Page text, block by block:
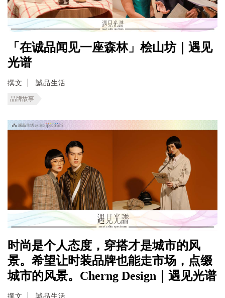
「在诚品闻见一座森林」桧山坊｜遇见
光谱
撰文 誠品生活
品牌故事
时尚是个人态度，穿搭才是城市的风
景。希望让时装品牌也能走市场，点缀
城市的风景。Cherng Design｜遇见光谱
撰文 誠品生活